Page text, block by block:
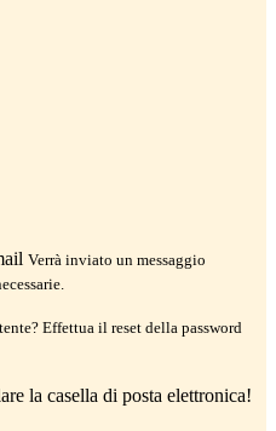
Verrà inviato un messaggio
Effettua il reset della password
la casella di posta elettronica!